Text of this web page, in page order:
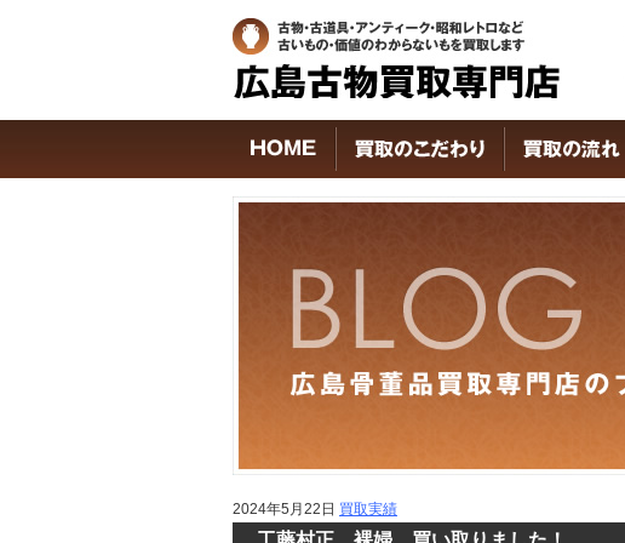
2024年5月22日 買取実績